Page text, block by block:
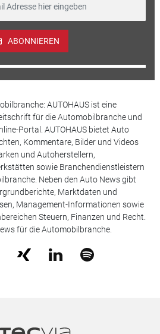
ABONNIEREN
AUTOHAUS ist eine
für die Automobilbranche und
Portal. AUTOHAUS bietet Auto
Kommentare, Bilder und Videos
und Autoherstellern,
sowie Branchendienstleistern
Neben den Auto News gibt
Marktdaten und
Management-Informationen sowie
Steuern, Finanzen und Recht.
für die Automobilbranche.